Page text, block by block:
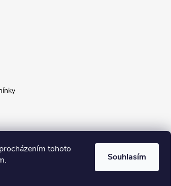
tohoto
Souhlasím
Krumlov